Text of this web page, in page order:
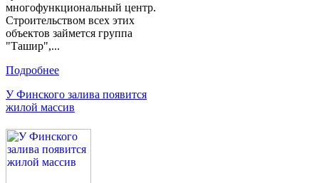
многофункциональный центр.
Строительством всех этих
объектов займется группа
"Ташир",...
Подробнее
У Финского залива появится
жилой массив